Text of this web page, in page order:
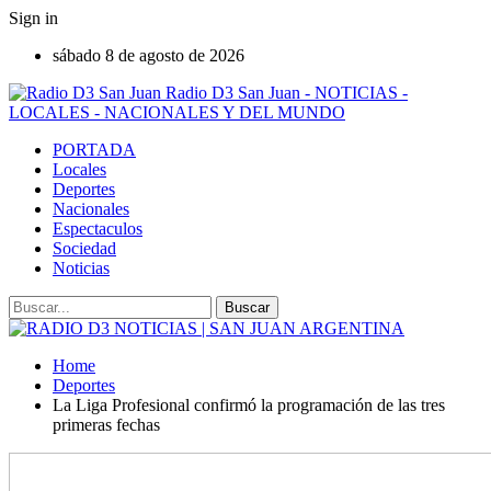
Sign in
sábado 8 de agosto de 2026
Radio D3 San Juan - NOTICIAS -
LOCALES - NACIONALES Y DEL MUNDO
PORTADA
Locales
Deportes
Nacionales
Espectaculos
Sociedad
Noticias
Home
Deportes
La Liga Profesional confirmó la programación de las tres
primeras fechas